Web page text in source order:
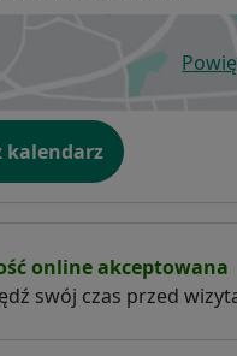
kalendarz
online akceptowana
swój czas przed